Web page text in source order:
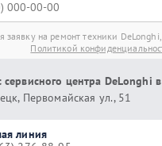
заявку на ремонт техники
Политикой
сервисного центра DeLonghi
Первомайская ул., 51
линия